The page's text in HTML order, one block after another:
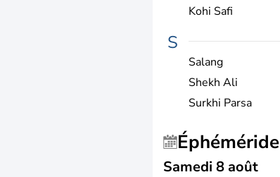
Kohi Safi
S
Salang
Shekh Ali
Surkhi Parsa
Éphéméride
Samedi 8 août